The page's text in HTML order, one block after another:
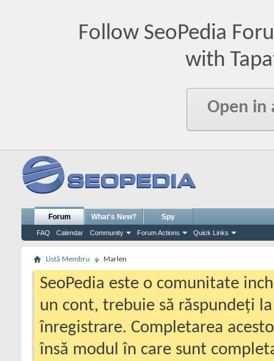
Follow SeoPedia
with
Open in
Forum
FAQ Calendar Community Forum Actions Quick Links
What's New? Spy
Listă Membru Marlen
SeoPedia este o comunitate
un cont, trebuie să răspundeți
înregistrare. Completarea
însă modul în care sunt